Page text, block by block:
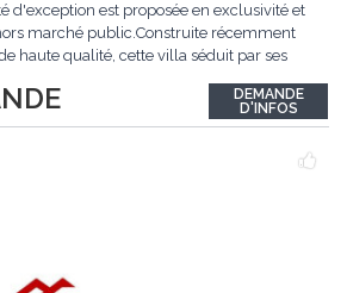
d'exception est proposée en exclusivité et
marché public.Construite récemment
haute qualité, cette villa séduit par ses
de vie s'ouvre sur un jardin avec piscine,
DEMANDE
D'INFOS